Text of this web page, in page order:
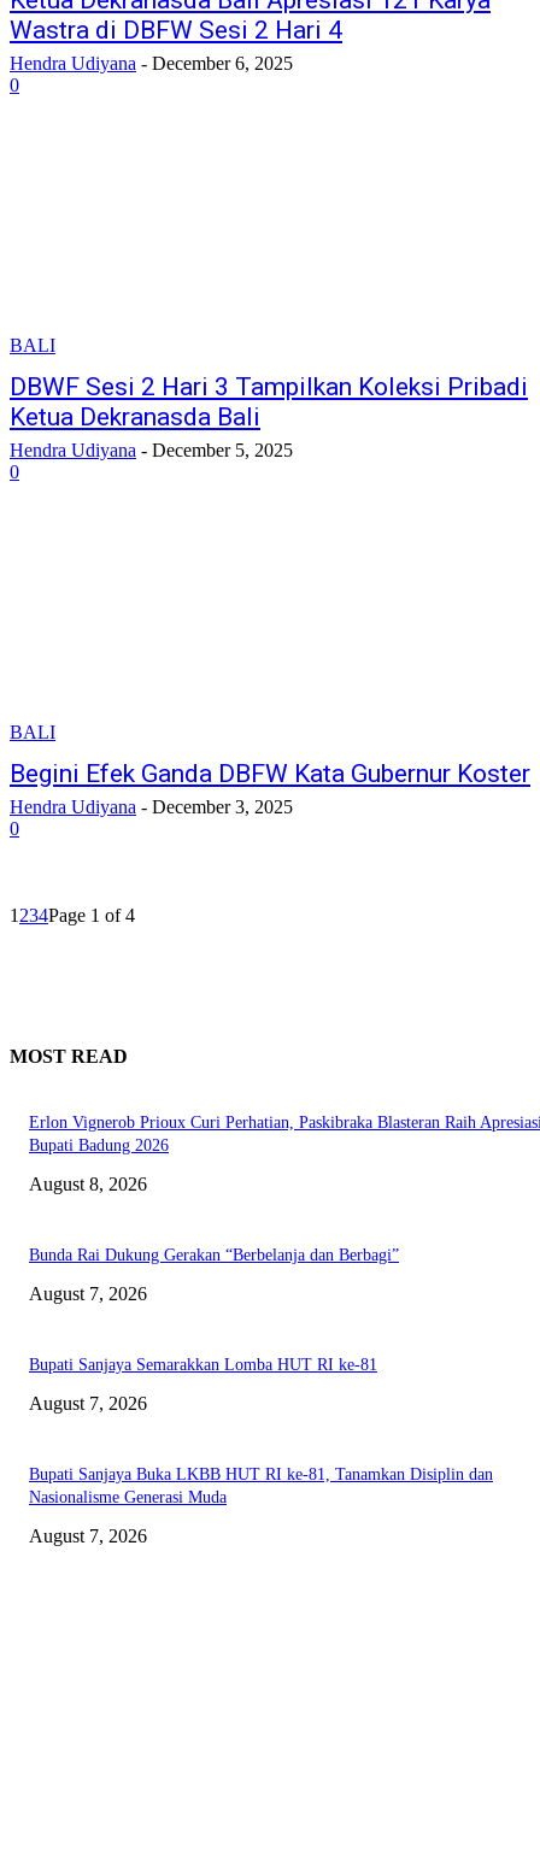
Wastra di DBFW Sesi 2 Hari 4
Hendra Udiyana - December 6, 2025
0
BALI
DBWF Sesi 2 Hari 3 Tampilkan Koleksi Pribadi
Ketua Dekranasda Bali
Hendra Udiyana - December 5, 2025
0
BALI
Begini Efek Ganda DBFW Kata Gubernur Koster
Hendra Udiyana - December 3, 2025
0
1 234Page 1 of 4
MOST READ
Erlon Vignerob Prioux Curi Perhatian, Paskibraka Blasteran Raih
Bupati Badung 2026
August 8, 2026
Bunda Rai Dukung Gerakan “Berbelanja dan Berbagi”
August 7, 2026
Bupati Sanjaya Semarakkan Lomba HUT RI ke-81
August 7, 2026
Bupati Sanjaya Buka LKBB HUT RI ke-81, Tanamkan Disiplin dan
Nasionalisme Generasi Muda
August 7, 2026